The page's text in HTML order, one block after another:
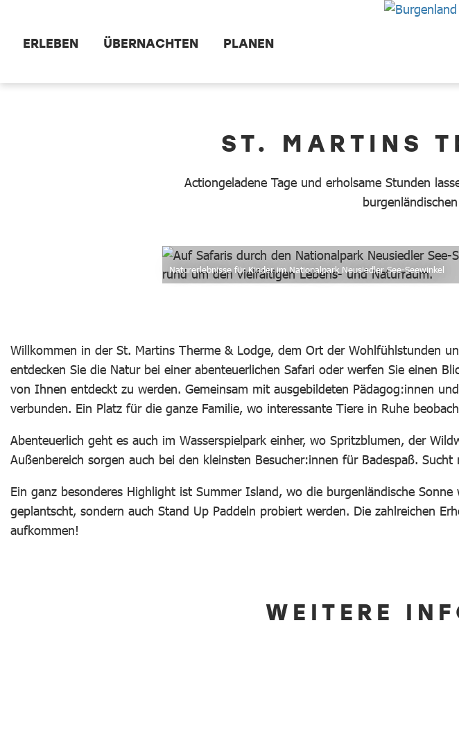
ERLEBEN ÜBERNACHTEN PLANEN
ST. MARTINS
Actiongeladene Tage und erholsame Stunden
Naturerlebnisse für Kinder im Nationalpark Neusiedler See-Seewinkel
Willkommen in der St. Martins Therme & Lodge, dem Ort der Wohlfühlstunden
entdecken Sie die Natur bei einer abenteuerlichen Safari oder werfen Sie einen
von Ihnen entdeckt zu werden. Gemeinsam mit ausgebildeten Pädagog:innen
verbunden. Ein Platz für die ganze Familie, wo interessante Tiere in Ruhe
Abenteuerlich geht es auch im Wasserspielpark einher, wo Spritzblumen, der
Außenbereich sorgen auch bei den kleinsten Besucher:innen für Badespaß.
Ein ganz besonderes Highlight ist Summer Island, wo die burgenländische
geplantscht, sondern auch Stand Up Paddeln probiert werden. Die zahlreichen
aufkommen!
WEITERE